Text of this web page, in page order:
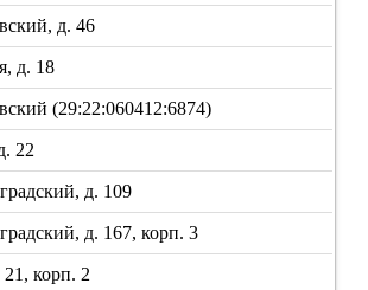
д. 46
д. 18
(29:22:060412:6874)
22
д. 109
д. 167, корп. 3
корп. 2